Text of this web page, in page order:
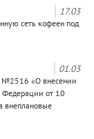
17.03
сеть кофеен под
01.03
№2516 «О внесении
Федерации от 10
внеплановые